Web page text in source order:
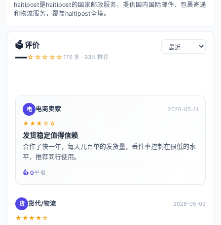
haitipost是haitipost的国家邮政服务，提供国内国际邮件、包裹寄递
和物流服务，覆盖haitipost全境。
🗳️ 评价
—☆☆☆☆☆ 176 条 · 93% 推荐
电 电商卖家 2026-05-11
★★★☆☆
发货稳定值得信赖
合作了快一年，每天几百单的发货量，丢件率控制在很低的水
平，推荐同行使用。
👍️ 0举报
货 货代/物流 2026-05-03
★★★★☆